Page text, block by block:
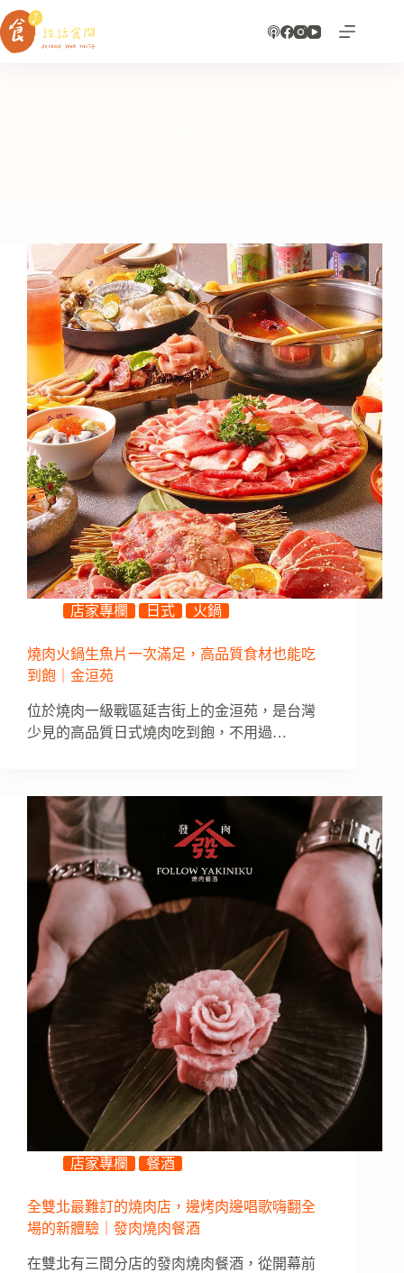
跳
至
主
店家專欄 日式 火鍋
燒肉火鍋生魚片一次滿足，高品質食材也能吃
到飽｜金洹苑
位於燒肉一級戰區延吉街上的金洹苑，是台灣
少見的高品質日式燒肉吃到飽，不用過…
店家專欄 餐酒
全雙北最難訂的燒肉店，邊烤肉邊唱歌嗨翻全
場的新體驗｜發肉燒肉餐酒
在雙北有三間分店的發肉燒肉餐酒，從開幕前